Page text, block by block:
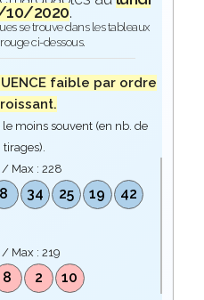
10/2020.
se trouve dans les tableaux
ci-dessous.
faible par ordre
moins souvent (en nb. de
tirages).
/ Max : 228
8 34 25 19
42
/ Max : 219
8 2 10